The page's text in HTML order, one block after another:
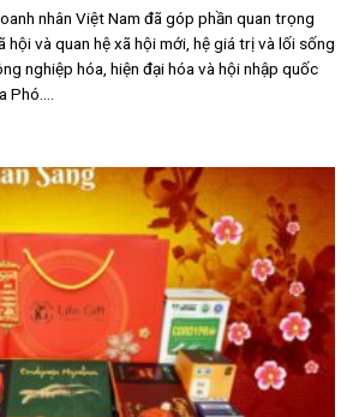
nhân Việt Nam đã góp phần quan trọng
hội và quan hệ xã hội mới, hệ giá trị và lối sống
nghiệp hóa, hiện đại hóa và hội nhập quốc